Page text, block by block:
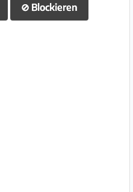
⊘ Blockieren